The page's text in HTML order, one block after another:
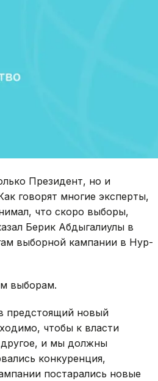
Президент, но и
говорят многие эксперты,
что скоро выборы,
Берик Абдыгалиулы в
выборной кампании в Нур-
выборам.
предстоящий новый
чтобы к власти
и мы должны
конкуренция,
постарались новые